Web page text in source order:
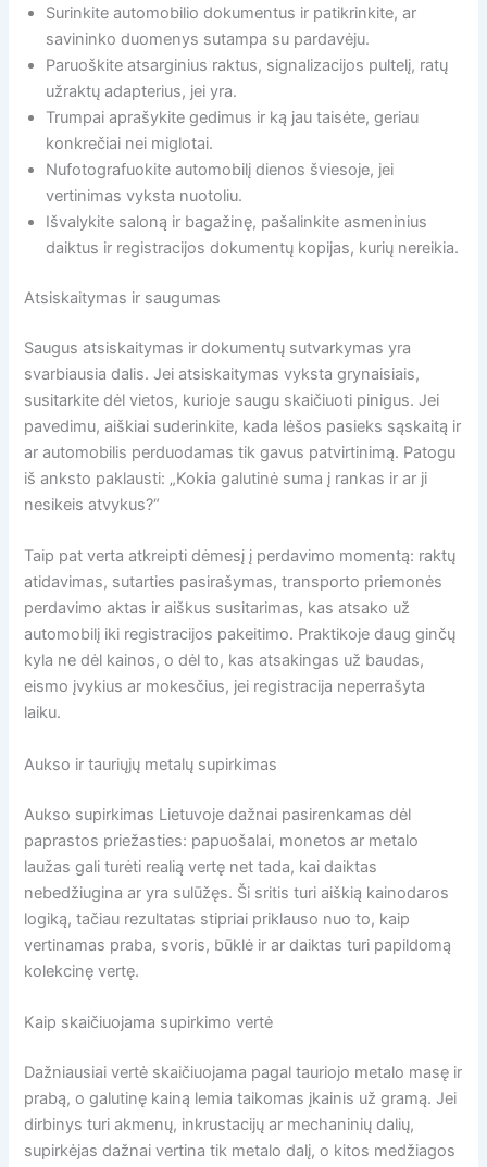
Surinkite automobilio dokumentus ir patikrinkite, ar
savininko duomenys sutampa su pardavėju.
Paruoškite atsarginius raktus, signalizacijos pultelį, ratų
užraktų adapterius, jei yra.
Trumpai aprašykite gedimus ir ką jau taisėte, geriau
konkrečiai nei miglotai.
Nufotografuokite automobilį dienos šviesoje, jei
vertinimas vyksta nuotoliu.
Išvalykite saloną ir bagažinę, pašalinkite asmeninius
daiktus ir registracijos dokumentų kopijas, kurių nereikia.
Atsiskaitymas ir saugumas
Saugus atsiskaitymas ir dokumentų sutvarkymas yra
svarbiausia dalis. Jei atsiskaitymas vyksta grynaisiais,
susitarkite dėl vietos, kurioje saugu skaičiuoti pinigus. Jei
pavedimu, aiškiai suderinkite, kada lėšos pasieks sąskaitą ir
ar automobilis perduodamas tik gavus patvirtinimą. Patogu
iš anksto paklausti: „Kokia galutinė suma į rankas ir ar ji
nesikeis atvykus?“
Taip pat verta atkreipti dėmesį į perdavimo momentą: raktų
atidavimas, sutarties pasirašymas, transporto priemonės
perdavimo aktas ir aiškus susitarimas, kas atsako už
automobilį iki registracijos pakeitimo. Praktikoje daug ginčų
kyla ne dėl kainos, o dėl to, kas atsakingas už baudas,
eismo įvykius ar mokesčius, jei registracija neperrašyta
laiku.
Aukso ir tauriųjų metalų supirkimas
Aukso supirkimas Lietuvoje dažnai pasirenkamas dėl
paprastos priežasties: papuošalai, monetos ar metalo
laužas gali turėti realią vertę net tada, kai daiktas
nebedžiugina ar yra sulūžęs. Ši sritis turi aiškią kainodaros
logiką, tačiau rezultatas stipriai priklauso nuo to, kaip
vertinamas praba, svoris, būklė ir ar daiktas turi papildomą
kolekcinę vertę.
Kaip skaičiuojama supirkimo vertė
Dažniausiai vertė skaičiuojama pagal tauriojo metalo masę ir
prabą, o galutinę kainą lemia taikomas įkainis už gramą. Jei
dirbinys turi akmenų, inkrustacijų ar mechaninių dalių,
supirkėjas dažnai vertina tik metalo dalį, o kitos medžiagos